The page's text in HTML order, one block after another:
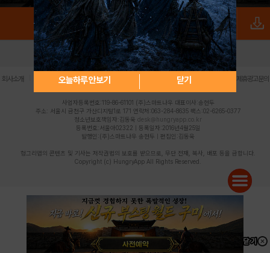
오늘하루 안보기 닫기
로그인 PC버전 전체앱
회사소개 | 개인정보 처리방침 불법촬영물 신고센터 제휴광고문의
사업자등록번호:119-86-61101 (주)스마트나우 대표이사:송현두
주소: 서울시 금천구 가산디지털1로 171 연락처:063-284-8635 팩스:02-6265-0377
청소년보호책임자:김동욱 desk@hungryapp.co.kr
등록번호:서울아02322 | 등록일자:2016년4월25일
발행인:(주)스마트나우 송현두 | 편집인:김동욱
헝그리앱의 콘텐츠 및 기사는 저작권법의 보호를 받으므로, 무단 전재, 복사, 배포 등을 금합니다.
Copyright (c) HungryApp All Rights Reserved.